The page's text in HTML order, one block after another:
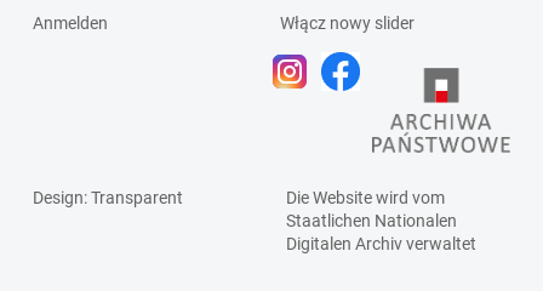
Anmelden
Włącz nowy slider
Design: Transparent
Die Website wird vom
Staatlichen Nationalen
Digitalen Archivverwaltet